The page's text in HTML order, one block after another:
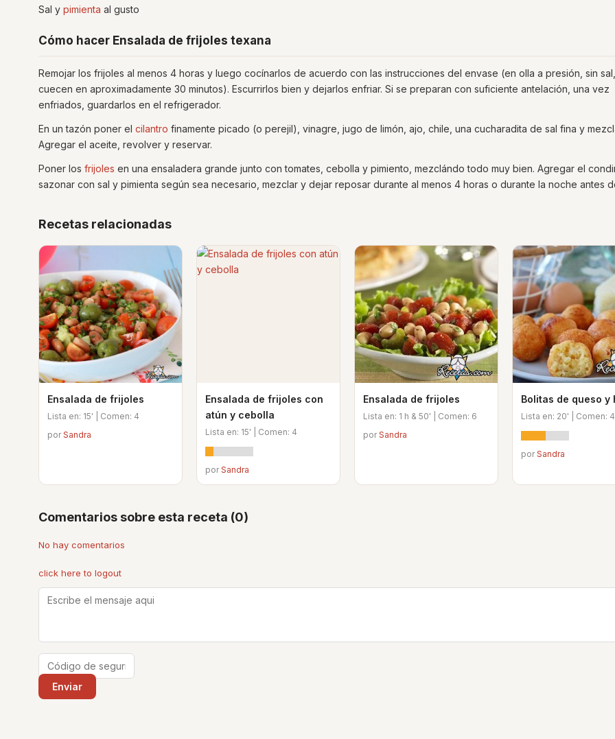
Sal y pimienta al gusto
Cómo hacer Ensalada de frijoles texana
Remojar los frijoles al menos 4 horas y luego cocínarlos de acuerdo con las instrucciones del envase (en olla a presión, sin
cuecen en aproximadamente 30 minutos). Escurrirlos bien y dejarlos enfriar. Si se preparan con suficiente antelación, una vez
enfriados, guardarlos en el refrigerador.
En un tazón poner el cilantro finamente picado (o perejil), vinagre, jugo de limón, ajo, chile, una cucharadita de sal fina y
Agregar el aceite, revolver y reservar.
Poner los frijoles en una ensaladera grande junto con tomates, cebolla y pimiento, mezclándo todo muy bien. Agregar el
sazonar con sal y pimienta según sea necesario, mezclar y dejar reposar durante al menos 4 horas o durante la noche antes
Recetas relacionadas
Ensalada de frijoles
Lista en: 15' | Comen: 4
porSandra
Ensalada de frijoles con
atún y cebolla
Lista en: 15' | Comen: 4
porSandra
Ensalada de frijoles
Lista en: 1 h & 50' | Comen: 6
porSandra
Bolitas de queso y
Lista en: 20' | Comen: 4
porSandra
Comentarios sobre esta receta (0)
No hay comentarios
click here to logout